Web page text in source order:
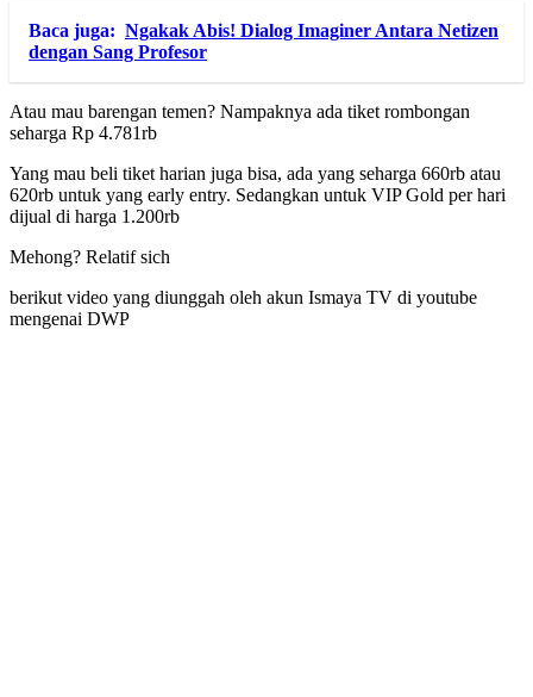
Baca juga: Ngakak Abis! Dialog Imaginer Antara Netizen
dengan Sang Profesor
Atau mau barengan temen? Nampaknya ada tiket rombongan
seharga Rp 4.781rb
Yang mau beli tiket harian juga bisa, ada yang seharga 660rb atau
620rb untuk yang early entry. Sedangkan untuk VIP Gold per hari
dijual di harga 1.200rb
Mehong? Relatif sich
berikut video yang diunggah oleh akun Ismaya TV di youtube
mengenai DWP